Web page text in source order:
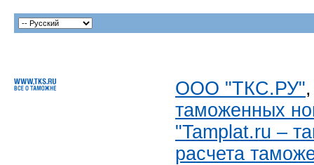
ООО "ТКС.РУ"
таможенных
"Tamplat.ru –
расчета